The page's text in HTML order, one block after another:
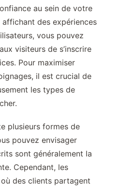
au sein de votre
affichant des expériences
vous pouvez
visiteurs de s’inscrire
Pour maximiser
il est crucial de
les types de
plusieurs formes de
pouvez envisager
sont généralement la
Cependant, les
des clients partagent